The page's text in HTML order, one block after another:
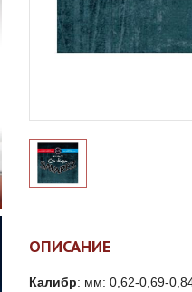
ОПИСАНИЕ
Калибр: мм: 0,62-0,69-